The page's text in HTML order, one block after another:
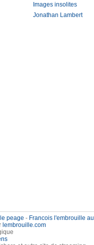
Images insolites
Jonathan Lambert
peage - Francois l'embrouille
lembrouille.com